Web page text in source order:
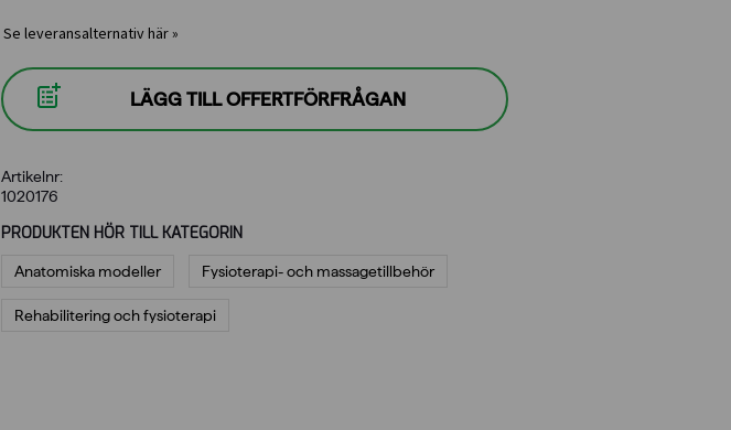
Se leveransalternativ här »
LÄGG TILL OFFERTFÖRFRÅGAN
Artikelnr:
1020176
PRODUKTEN HÖR TILL KATEGORIN
Anatomiska modeller Fysioterapi- och massagetillbehör
Rehabilitering och fysioterapi